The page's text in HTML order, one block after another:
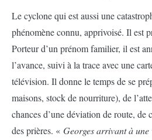
Le cyclone qui est aussi une
phénomène connu, apprivoisé. Il est
Porteur d’un prénom familier, il est
l’avance, suivi à la trace avec une
télévision. Il donne le temps de se
maisons, stock de nourriture), de
chances d’une déviation de route, de
des prières. « Georges arrivant à une